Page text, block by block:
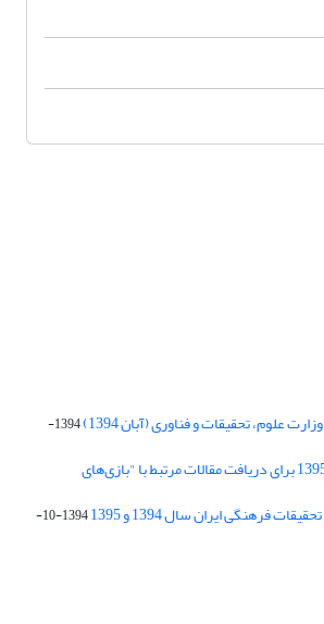
علوم، تحقیقات و فناوری (آبان 1394)
1394-
فراخوان تابستان سال 1395 برای دریافت مقالات مرتبط با "بازی‌های
فرهنگی ایران سال 1394 و 1395
1394-10-